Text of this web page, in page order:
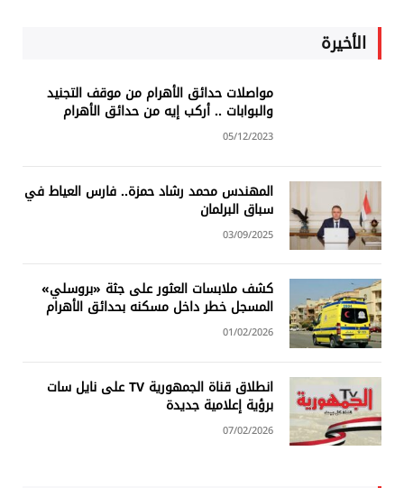
الأخيرة
مواصلات حدائق الأهرام من موقف التجنيد
والبوابات .. أركب إيه من حدائق الأهرام
05/12/2023
المهندس محمد رشاد حمزة.. فارس العياط في
سباق البرلمان
03/09/2025
كشف ملابسات العثور على جثة «بروسلي»
المسجل خطر داخل مسكنه بحدائق الأهرام
01/02/2026
انطلاق قناة الجمهورية TV على نايل سات
برؤية إعلامية جديدة
07/02/2026